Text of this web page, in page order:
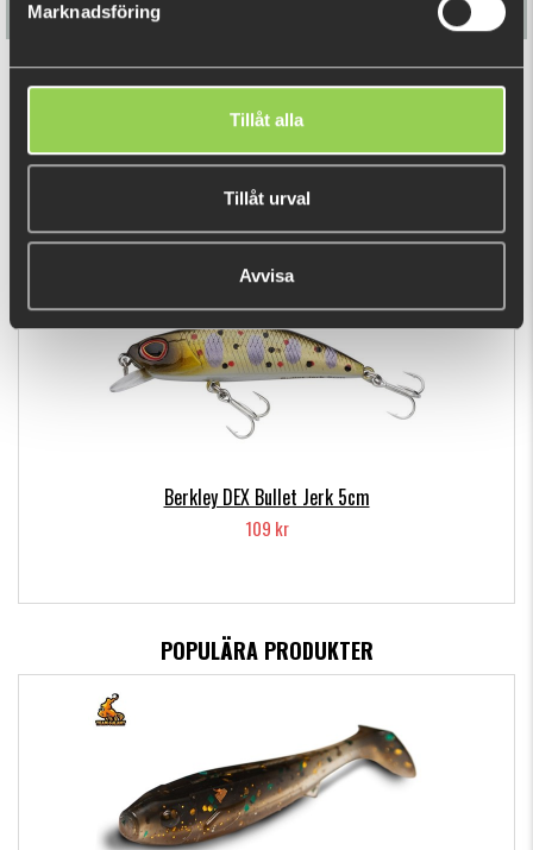
Marknadsföring
Tillåt alla
Tillåt urval
Avvisa
Berkley DEX Bullet Jerk 11cm
129 kr
DU TITTADE NYLIGEN PÅ
Berkley DEX Bullet Jerk 5cm
109 kr
POPULÄRA PRODUKTER